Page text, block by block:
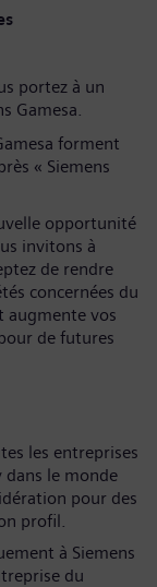
portez à un
Gamesa.
forment
« Siemens
opportunité
invitons à
de rendre
concernées du
augmente vos
de futures
les entreprises
dans le monde
pour des
profil.
à Siemens
du